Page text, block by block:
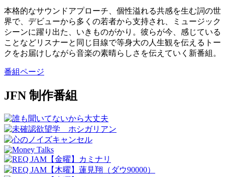
本格的なサウンドアプローチ、個性溢れる共感を生む詞の世
界で、デビューから多くの若者から支持され、ミュージック
シーンに躍り出た、いきものがかり。彼らが今、感じている
ことなどリスナーと同じ目線で等身大の人生観を伝えるトー
クをお届けしながら音楽の素晴らしさを伝えていく新番組。
番組ページ
JFN 制作番組